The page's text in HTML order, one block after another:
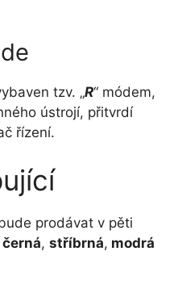
tzv. „R“ módem,
ústrojí, přitvrdí
řízení.
prodávat v pěti
černá, stříbrná, modrá